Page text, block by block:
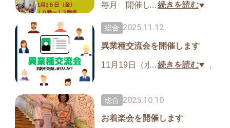
タルできます。
ご持参ください。
名古屋市守山区笹ヶ根二丁目1
https://ticket.tsuku2.jp/events-d
毎月 開催しております。
３時半
小崎幸恵先生をお迎えして開
催します。
緒にお料理を作り、盛り付け
やランチを共にし、レシピも
…続きを読む
総合 2025.11.12
異業種交流会を開催します
11月19日（水）13時〜15時
【異業種ビジネス交流会】を
開催します。
参加費500円どなたでもお気軽
…続きを読む
総合 2025.10.10
お着楽会を開催します